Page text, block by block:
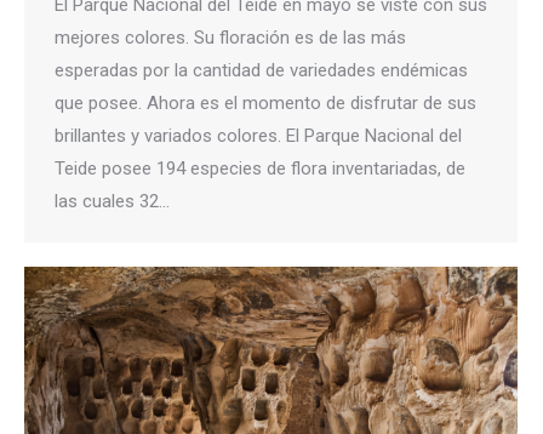
El Parque Nacional del Teide en mayo se viste con sus
mejores colores. Su floración es de las más
esperadas por la cantidad de variedades endémicas
que posee. Ahora es el momento de disfrutar de sus
brillantes y variados colores. El Parque Nacional del
Teide posee 194 especies de flora inventariadas, de
las cuales 32…